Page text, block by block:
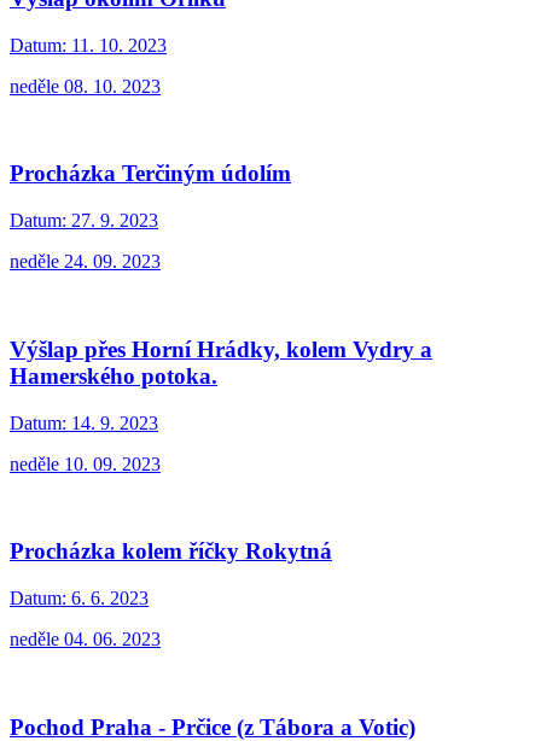
Datum: 11. 10. 2023
neděle 08. 10. 2023
Procházka Terčiným údolím
Datum: 27. 9. 2023
neděle 24. 09. 2023
Výšlap přes Horní Hrádky, kolem Vydry a
Hamerského potoka.
Datum: 14. 9. 2023
neděle 10. 09. 2023
Procházka kolem říčky Rokytná
Datum: 6. 6. 2023
neděle 04. 06. 2023
Pochod Praha - Prčice (z Tábora a Votic)